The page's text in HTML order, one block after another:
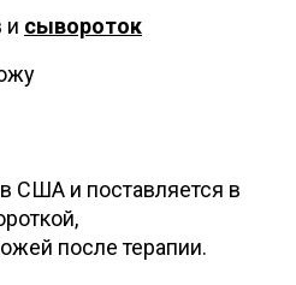
и сывороток
США и поставляется в
после терапии.